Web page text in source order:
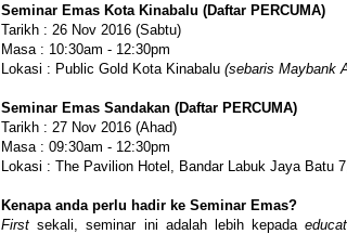
Seminar Emas Kota Kinabalu (Daftar PERCUMA)
Tarikh : 26 Nov 2016 (Sabtu)
Masa : 10:30am - 12:30pm
Lokasi : Public Gold Kota Kinabalu (sebaris Maybank
Seminar Emas Sandakan (Daftar PERCUMA)
Tarikh : 27 Nov 2016 (Ahad)
Masa : 09:30am - 12:30pm
Lokasi : The Pavilion Hotel, Bandar Labuk Jaya Batu
Kenapa anda perlu hadir ke Seminar Emas?
First sekali, seminar ini adalah lebih kepada